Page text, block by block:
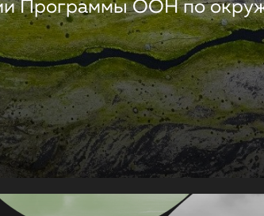
Программы ООН по